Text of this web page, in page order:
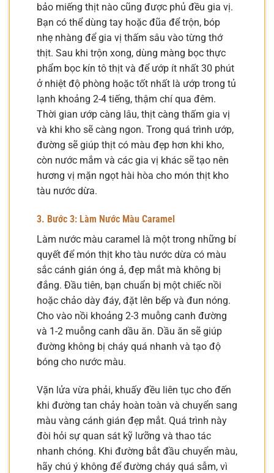
bảo miếng thịt nào cũng được phủ đều gia vị.
Bạn có thể dùng tay hoặc đũa để trộn, bóp
nhẹ nhàng để gia vị thấm sâu vào từng thớ
thịt. Sau khi trộn xong, dùng màng bọc thực
phẩm bọc kín tô thịt và để ướp ít nhất 30 phút
ở nhiệt độ phòng hoặc tốt nhất là ướp trong tủ
lạnh khoảng 2-4 tiếng, thậm chí qua đêm.
Thời gian ướp càng lâu, thịt càng thấm gia vị
và khi kho sẽ càng ngon. Trong quá trình ướp,
đường sẽ giúp thịt có màu đẹp hơn khi kho,
còn nước mắm và các gia vị khác sẽ tạo nên
hương vị mặn ngọt hài hòa cho món thịt kho
tàu nước dừa.
3. Bước 3: Làm Nước Màu Caramel
Làm nước màu caramel là một trong những bí
quyết để món thịt kho tàu nước dừa có màu
sắc cánh gián óng ả, đẹp mắt mà không bị
đắng. Đầu tiên, bạn chuẩn bị một chiếc nồi
hoặc chảo dày đáy, đặt lên bếp và đun nóng.
Cho vào nồi khoảng 2-3 muỗng canh đường
và 1-2 muỗng canh dầu ăn. Dầu ăn sẽ giúp
đường không bị cháy quá nhanh và tạo độ
bóng cho nước màu.
Vặn lửa vừa phải, khuấy đều liên tục cho đến
khi đường tan chảy hoàn toàn và chuyển sang
màu vàng cánh gián đẹp mắt. Quá trình này
đòi hỏi sự quan sát kỹ lưỡng và thao tác
nhanh chóng. Khi đường bắt đầu chuyển màu,
hãy chú ý không để đường cháy quá sẫm, vì